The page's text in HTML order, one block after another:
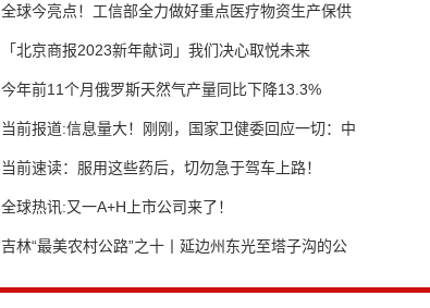
全球今亮点！工信部全力做好重点医疗物资生产保供
「北京商报2023新年献词」我们决心取悦未来
今年前11个月俄罗斯天然气产量同比下降13.3%
当前报道:信息量大！刚刚，国家卫健委回应一切：中
当前速读：服用这些药后，切勿急于驾车上路！
全球热讯:又一A+H上市公司来了！
吉林“最美农村公路”之十丨延边州东光至塔子沟的公